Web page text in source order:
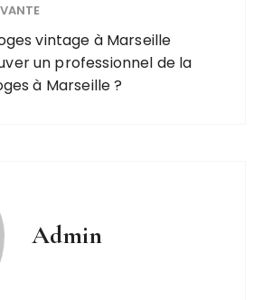
vintage à Marseille
un professionnel de la
à Marseille ?
Admin